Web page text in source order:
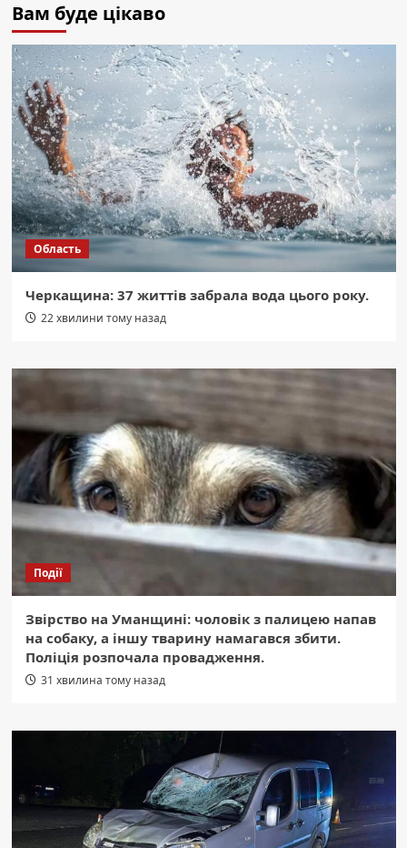
Вам буде цікаво
Область
Черкащина: 37 життів забрала вода цього року.
22 хвилини тому назад
Події
Звірство на Уманщині: чоловік з палицею напав
на собаку, а іншу тварину намагався збити.
Поліція розпочала провадження.
31 хвилина тому назад